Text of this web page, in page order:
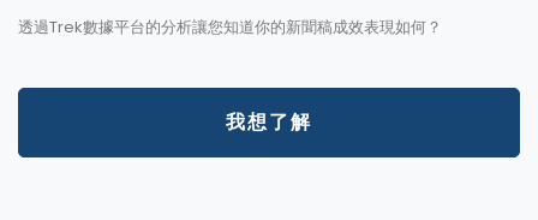
透過Trek數據平台的分析讓您知道你的新聞稿成效表現如何？
我想了解